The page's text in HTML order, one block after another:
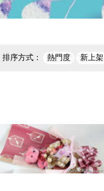
排序方式： 熱門度 新上架